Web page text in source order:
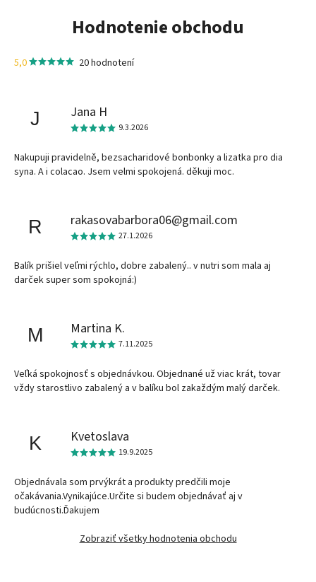
Hodnotenie obchodu
5,0 20 hodnotení
J Jana H
9.3.2026
Nakupuji pravidelně, bezsacharidové bonbonky a lizatka pro dia
syna. A i colacao. Jsem velmi spokojená. děkuji moc.
R rakasovabarbora06@gmail.com
27.1.2026
Balík prišiel veľmi rýchlo, dobre zabalený.. v nutri som mala aj
darček super som spokojná:)
M Martina K.
7.11.2025
Veľká spokojnosť s objednávkou. Objednané už viac krát, tovar
vždy starostlivo zabalený a v balíku bol zakaždým malý darček.
K Kvetoslava
19.9.2025
Objednávala som prvýkrát a produkty predčili moje
očakávania.Vynikajúce.Určite si budem objednávať aj v
budúcnosti.Ďakujem
Zobraziť všetky hodnotenia obchodu